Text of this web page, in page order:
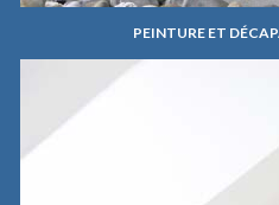
PEINTURE ET